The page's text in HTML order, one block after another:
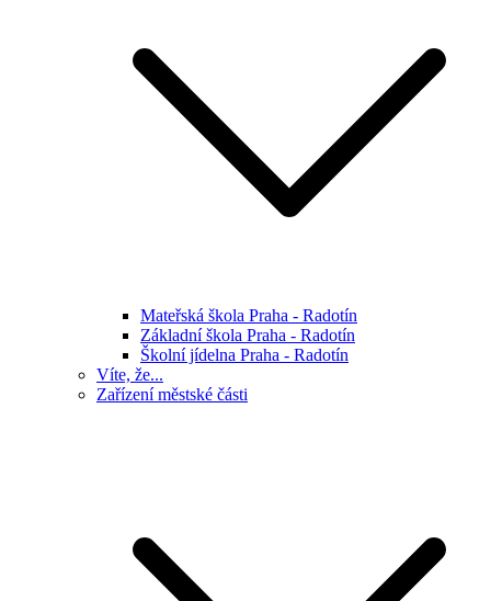
Mateřská škola Praha - Radotín
Základní škola Praha - Radotín
Školní jídelna Praha - Radotín
Víte, že...
Zařízení městské části